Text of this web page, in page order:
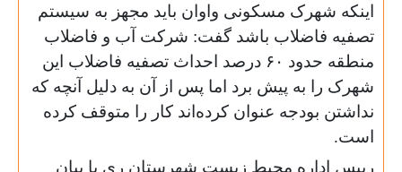
اینکه شهرک مسکونی واوان باید مجهز به سیستم
تصفیه فاضلاب باشد گفت: شرکت آب و فاضلاب
منطقه حدود ۶۰ درصد احداث تصفیه فاضلاب این
شهرک را به پیش برد اما پس از آن به دلیل آنچه که
نداشتن بودجه عنوان کرده‌اند کار را متوقف کرده
است.
رییس اداره محیط زیست شهرستان ری با بیان